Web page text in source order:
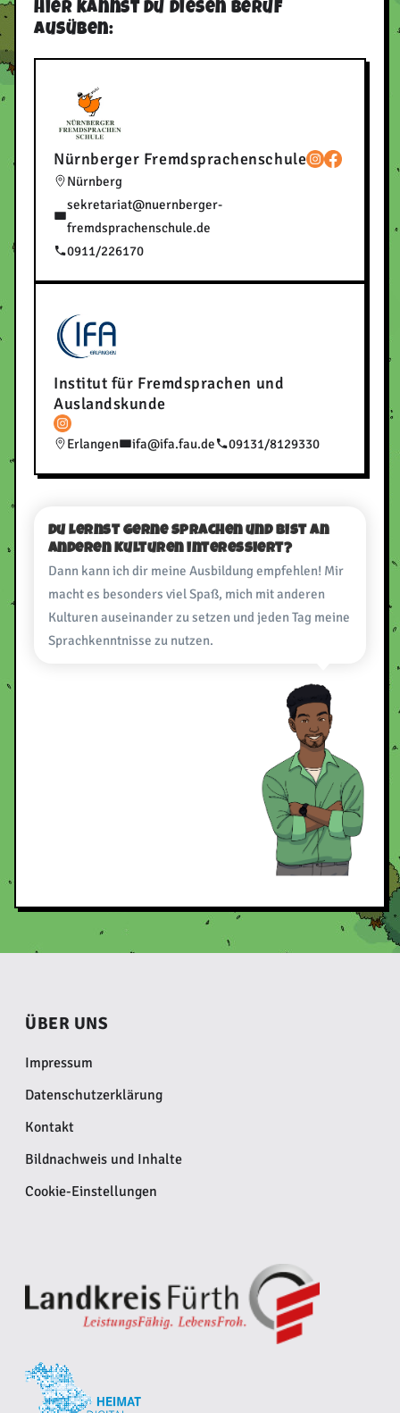
Hier kannst du diesen Beruf
ausüben:
Nürnberger Fremdsprachenschule
Nürnberg
sekretariat@nuernberger-
fremdsprachenschule.de
0911/226170
Institut für Fremdsprachen und
Auslandskunde
Erlangen ifa@ifa.fau.de 09131/8129330
Du lernst gerne Sprachen und bist an
anderen Kulturen interessiert?
Dann kann ich dir meine Ausbildung empfehlen! Mir
macht es besonders viel Spaß, mich mit anderen
Kulturen auseinander zu setzen und jeden Tag meine
Sprachkenntnisse zu nutzen.
ÜBER UNS
Impressum
Datenschutzerklärung
Kontakt
Bildnachweis und Inhalte
Cookie-Einstellungen